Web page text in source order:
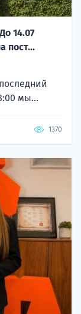
14.07
пост...
мы...
1370